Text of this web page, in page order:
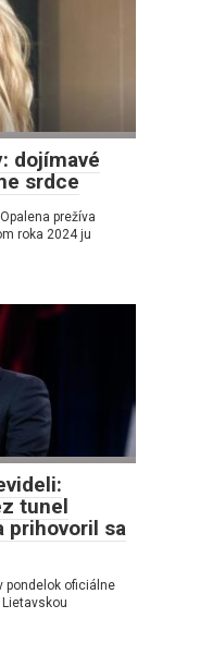
dojímavé
srdce
prežíva
roka 2024 ju
tunel
prihovoril sa
pondelok oficiálne